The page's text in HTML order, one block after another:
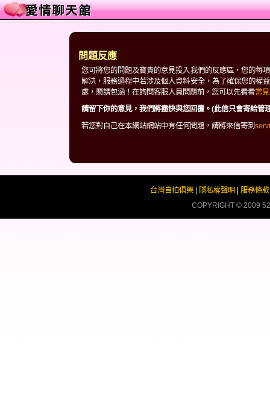
問題反應
您可將您的問題及寶貴的意見投入我們的反應區，您的每
解決，服務過程中若涉及個人資料安全，為了確保您的權
處，懇請包涵！在詢問客服人員問題前，您可以先看看常
請留下你的意見，我們將盡快與您回覆。(此信只會寄給管
若您對自己在本網站網站中有任何問題，請將來信寄到
台灣自拍俱樂| 隱私權聲明 服務條款
COPYRIGHT © 2009